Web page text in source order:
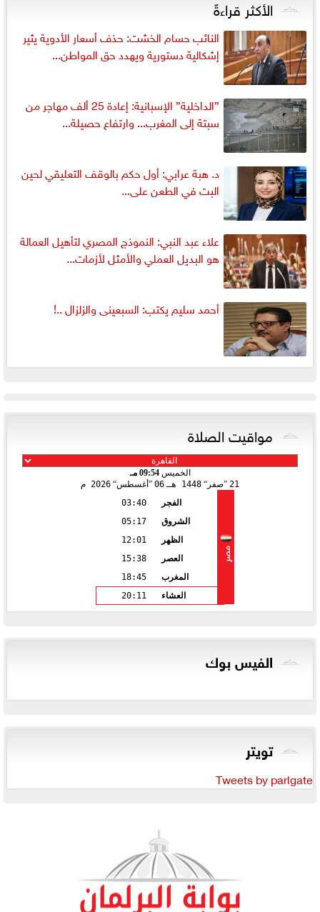
الأكثر قراءةً
النائب حسام الخشت: حذف أسعار الأدوية يثير
إشكالية دستورية ويهدد حق المواطن...
”الداخلية” الإسبانية: إعادة 25 ألف مهاجر من
سبتة إلى المغرب... وارتفاع حصيلة...
د. هبة عرابي: أول حكم بالوقف التعليقي لحين
البت في الطعن على...
علاء عبد النبي: النموذج المصري لتأهيل العمالة
هو البديل العملي والأمثل لأزمات...
أحمد سليم يكتب: السبعينى والزلزال ..!
مواقيت الصلاة
الخميس09:54 مـ
21 صفر 1448 هـ 06 أغسطس 2026 م
مصر
الفجر
03:40
الشروق
05:17
الظهر
12:01
العصر
15:38
المغرب
18:45
العشاء
20:11
الفيس بوك
تويتر
Tweets by parlgate